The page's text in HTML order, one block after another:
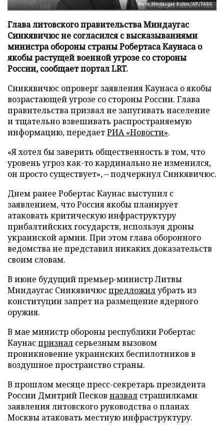
Фото: Mindaugas Kulbis/AP/TASS
Глава литовского правительства Миндаугас
Синкявичюс не согласился с высказываниями
министра обороны страны Робертаса Каунаса о
якобы растущей военной угрозе со стороны
России, сообщает портал LRT.
Синкявичюс опроверг заявления Каунаса о якобы
возрастающей угрозе со стороны России. Глава
правительства призвал не запугивать население
и тщательно взвешивать распространяемую
информацию, передаетРИА «Новости».
«Я хотел бы заверить общественность в том, что
уровень угроз как-то кардинально не изменился,
он просто существует», – подчеркнул Синкявичюс.
Днем ранее Робертас Каунас выступил с
заявлением, что Россия якобы планирует
атаковать критическую инфраструктуру
прибалтийских государств, используя дроны
украинской армии. При этом глава оборонного
ведомства не представил никаких доказательств
своим словам.
В июне будущий премьер-министр Литвы
Миндаугас Синкявичюспредложилубрать из
конституции запрет на размещение ядерного
оружия.
В мае министр обороны республики Робертас
Каунаспризнал серьезным вызовом
проникновение украинских беспилотников в
воздушное пространство страны.
В прошлом месяце пресс-секретарь президента
России Дмитрий Песков назвал страшилками
заявления литовского руководства о планах
Москвы атаковать местную инфраструктуру.